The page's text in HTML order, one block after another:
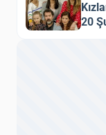
20